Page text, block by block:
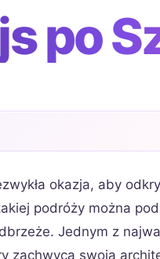
po
okazja, aby
podróży można
Jednym z
zachwyca swoją